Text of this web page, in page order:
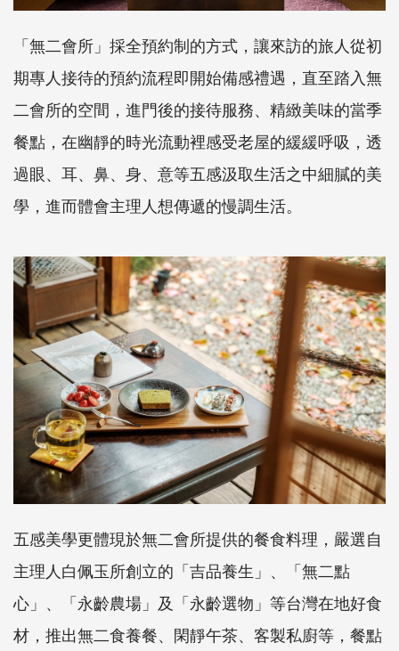
「無二會所」採全預約制的方式，讓來訪的旅人從初
期專人接待的預約流程即開始備感禮遇，直至踏入無
二會所的空間，進門後的接待服務、精緻美味的當季
餐點，在幽靜的時光流動裡感受老屋的緩緩呼吸，透
過眼、耳、鼻、身、意等五感汲取生活之中細膩的美
學，進而體會主理人想傳遞的慢調生活。
五感美學更體現於無二會所提供的餐食料理，嚴選自
主理人白佩玉所創立的「吉品養生」、「無二點
心」、「永齡農場」及「永齡選物」等台灣在地好食
材，推出無二食養餐、閑靜午茶、客製私廚等，餐點